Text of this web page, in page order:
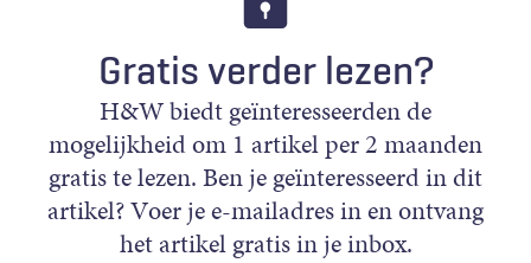
Gratis verder lezen?
H&W biedt geïnteresseerden de
mogelijkheid om 1 artikel per 2 maanden
gratis te lezen. Ben je geïnteresseerd in dit
artikel? Voer je e-mailadres in en ontvang
het artikel gratis in je inbox.